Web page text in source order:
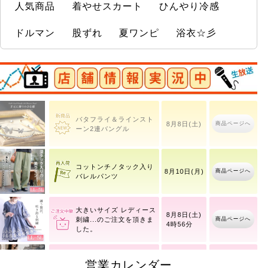
人気商品 着やせスカート ひんやり冷感
ドルマン 股ずれ 夏ワンピ 浴衣☆彡
店舗情報実況中
いサイ
商品ページへ
バタフライ＆ラインスト
ーン2連バングル
8月8日(土) 商品ページへ
コットンチノタック入り
バレルパンツ
8月10日(月) 商品ページへ
大きいサイズ レディース
刺繍
8月8日(土)
4時56分
商品ページへ
【イベントセール】 大き
8月8日(土)
営業カレンダー